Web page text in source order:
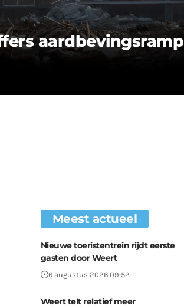
aardbevingsramp
Meest actueel
Nieuwe toeristentrein rijdt eerste
gasten door Weert
6 augustus 2026 09:52
Weert telt relatief meer